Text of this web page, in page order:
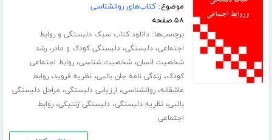
موضوع:کتاب‌های روانشناسی
۵۸ صفحه
برچسب‌ها:دانلود کتاب سبک دلبستگی و روابط
اجتماعی،دلبستگی،دلبستگی کودک و مادر،رشد
شخصیت انسان،شخصیت شناسی،روابط اجتماعی
کودک، زندگی‌ نامه جان بالبی،نظریه فروید،روابط
عاشقانه،روانشناسی، ارزیابی دلبستگی، مراحل دلبستگی
بالبی،نظریه دلبستگی،دلبستگی ژنتیکی،روابط
اجتماعی